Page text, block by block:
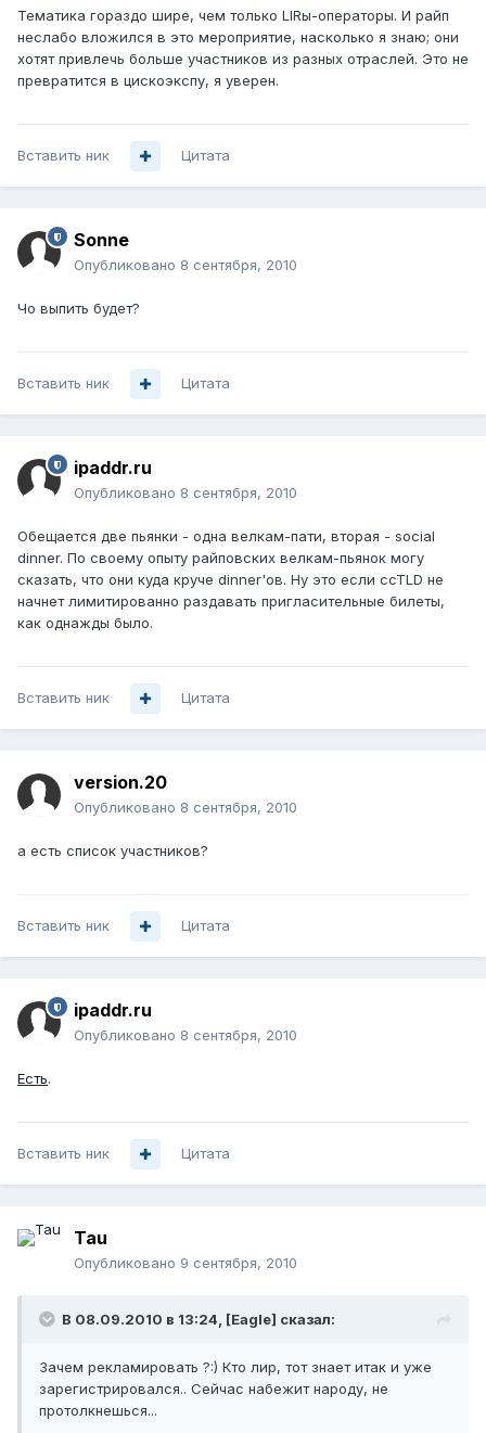
Тематика гораздо шире, чем только LIRы-операторы. И райп
неслабо вложился в это мероприятие, насколько я знаю; они
хотят привлечь больше участников из разных отраслей. Это не
превратится в цискоэкспу, я уверен.
Вставить ник Цитата
Sonne
Опубликовано 8 сентября, 2010
Чо выпить будет?
Вставить ник Цитата
ipaddr.ru
Опубликовано 8 сентября, 2010
Обещается две пьянки - одна велкам-пати, вторая - social
dinner. По своему опыту райповских велкам-пьянок могу
сказать, что они куда круче dinner'ов. Ну это если ccTLD не
начнет лимитированно раздавать пригласительные билеты,
как однажды было.
Вставить ник Цитата
version.20
Опубликовано 8 сентября, 2010
а есть список участников?
Вставить ник Цитата
ipaddr.ru
Опубликовано 8 сентября, 2010
Есть.
Вставить ник Цитата
Tau
Опубликовано 9 сентября, 2010
В 08.09.2010 в 13:24, [Eagle] сказал:
Зачем рекламировать ?:) Кто лир, тот знает итак и уже
зарегистрировался.. Сейчас набежит народу, не
протолкнешься...